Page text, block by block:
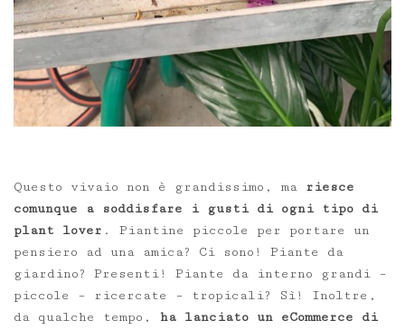
Questo vivaio non è grandissimo, ma riesce
comunque a soddisfare i gusti di ogni tipo di
plant lover . Piantine piccole per portare un
pensiero ad una amica? Ci sono! Piante da
giardino? Presenti! Piante da interno grandi –
piccole – ricercate – tropicali? Sì! Inoltre,
da qualche tempo, ha lanciato un eCommerce di